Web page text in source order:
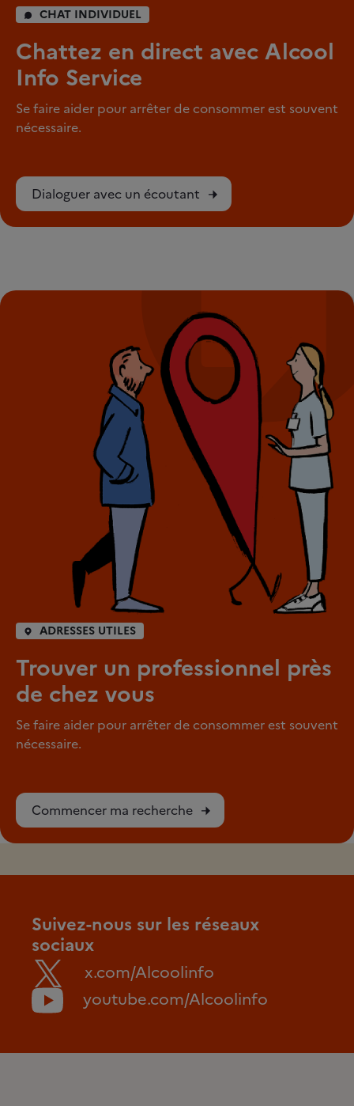
CHAT INDIVIDUEL
Chattez en direct avec Alcool
Info Service
Se faire aider pour arrêter de consommer est souvent
nécessaire.
Dialoguer avec un écoutant
ADRESSES UTILES
Trouver un professionnel près
de chez vous
Se faire aider pour arrêter de consommer est souvent
nécessaire.
Commencer ma recherche
Suivez-nous sur les réseaux
sociaux
x.com/Alcoolinfo
youtube.com/Alcoolinfo